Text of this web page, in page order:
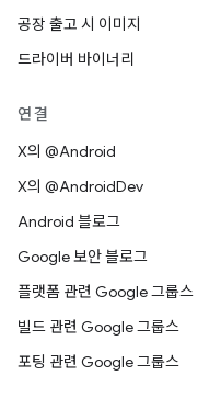
공장 출고 시 이미지
드라이버 바이너리
연결
X의 @Android
X의 @AndroidDev
Android 블로그
Google 보안 블로그
플랫폼 관련 Google 그룹스
빌드 관련 Google 그룹스
포팅 관련 Google 그룹스